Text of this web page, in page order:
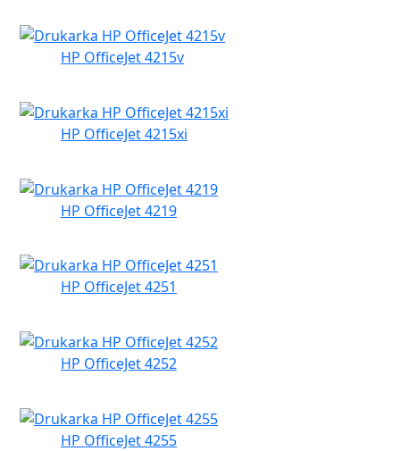
HP OfficeJet 4215v
HP OfficeJet 4215xi
HP OfficeJet 4219
HP OfficeJet 4251
HP OfficeJet 4252
HP OfficeJet 4255